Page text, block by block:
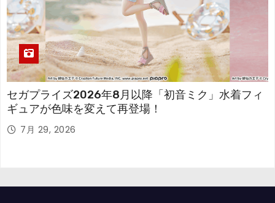
セガプライズ2026年8月以降「初音ミク」水着フィ
ギュアが色味を変えて再登場！
7月 29, 2026